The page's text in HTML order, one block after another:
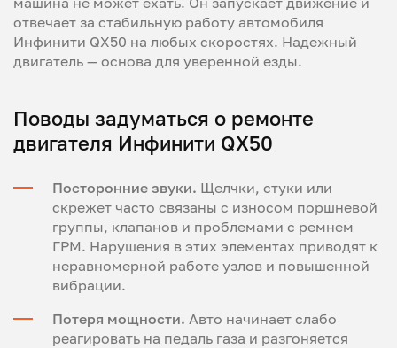
отвечает за стабильную работу автомобиля
Инфинити QX50 на любых скоростях. Надежный
двигатель — основа для уверенной езды.
Поводы задуматься о ремонте
двигателя Инфинити QX50
Посторонние звуки. Щелчки, стуки или
скрежет часто связаны с износом поршневой
группы, клапанов и проблемами с ремнем
ГРМ. Нарушения в этих элементах приводят к
неравномерной работе узлов и повышенной
вибрации.
Потеря мощности. Авто начинает слабо
реагировать на педаль газа и разгоняется